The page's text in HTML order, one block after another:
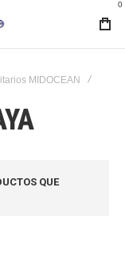
0
MIDOCEAN
QUE